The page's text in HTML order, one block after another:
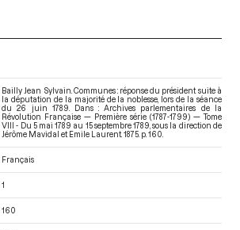
Bailly Jean Sylvain. Communes : réponse du président suite à
la députation de la majorité de la noblesse, lors de la séance
du 26 juin 1789. Dans : Archives parlementaires de la
Révolution Française — Première série (1787-1799) — Tome
VIII - Du 5 mai 1789 au 15 septembre 1789 , sous la direction de
Jérôme Mavidal et Emile Laurent. 1875. p. 160.
Français
1
160